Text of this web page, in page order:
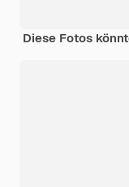
Diese Fotos